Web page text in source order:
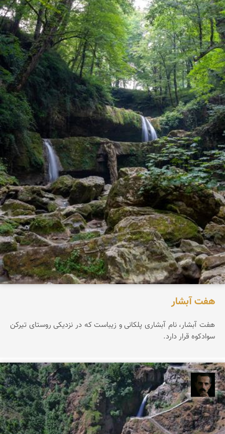
هفت آبشار
هفت آبشار، نام آبشاری پلکانی و زیباست که در نزدیکی روستای تیرکن
سوادکوه قرار دارد.
عباس رحمانی